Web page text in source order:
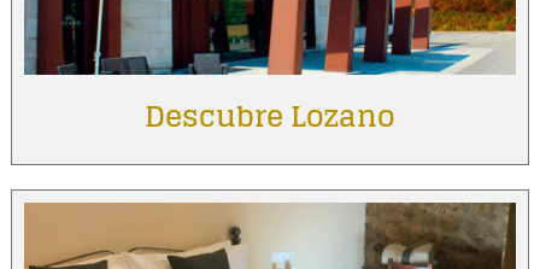
Descubre Lozano